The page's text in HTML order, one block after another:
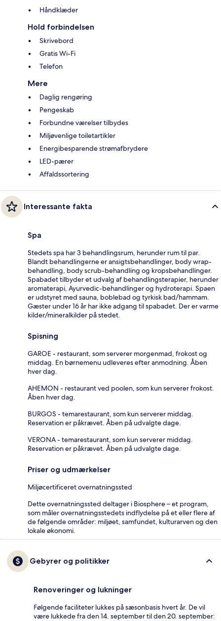
Håndklæder
Hold forbindelsen
Skrivebord
Gratis Wi-Fi
Telefon
Mere
Daglig rengøring
Pengeskab
Forbundne værelser tilbydes
Miljøvenlige toiletartikler
Energibesparende strømafbrydere
LED-pærer
Affaldssortering
Interessante fakta
Spa
Stedets spa har 3 behandlingsrum, herunder rum til par.
Blandt behandlingerne er ansigtsbehandlinger, body wrap-
behandling, body scrub-behandling og kropsbehandlinger.
Spabadet tilbyder et udvalg af behandlingsterapier, herunder
aromaterapi, Ayurvedic-behandlinger og hydroterapi. Spaen
er udstyret med sauna, boblebad og tyrkisk bad/hammam.
Gæster under 16 år har ikke adgang til spabadet. Der er varme
kilder/mineralkilder på stedet.
Spisning
GAROE - restaurant, som serverer morgenmad, frokost og
middag. En børnemenu udleveres efter anmodning. Åben
hver dag.
AHEMON - restaurant ved poolen, som kun serverer frokost.
Åben hver dag.
BURGOS - temarestaurant, som kun serverer middag.
Reservation er påkrævet. Åben på udvalgte dage.
VERONA - temarestaurant, som kun serverer middag.
Reservation er påkrævet. Åben på udvalgte dage.
Priser og udmærkelser
Miljøcertificeret overnatningssted
Dette overnatningssted deltager i Biosphere – et program,
som måler overnatningsstedets indflydelse på et eller flere af
de følgende områder: miljøet, samfundet, kulturarven og den
lokale økonomi.
Gebyrer og politikker
Renoveringer og lukninger
Følgende faciliteter lukkes på sæsonbasis hvert år. De vil
være lukkede fra den 14. september til den 20. september: